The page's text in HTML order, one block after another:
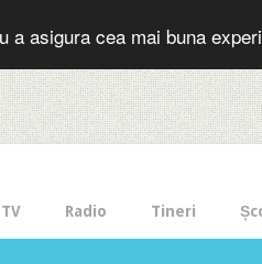
asigura cea mai buna
TV Radio Tineri